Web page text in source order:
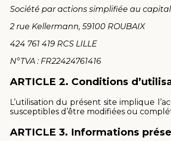
Société par actions simplifiée au capital
2 rue Kellermann, 59100 ROUBAIX
424 761 419 RCS LILLE
N°TVA : FR22424761416
ARTICLE 2. Conditions
L’utilisation du présent site implique
susceptibles d’être modifiées ou
ARTICLE 3. Informations